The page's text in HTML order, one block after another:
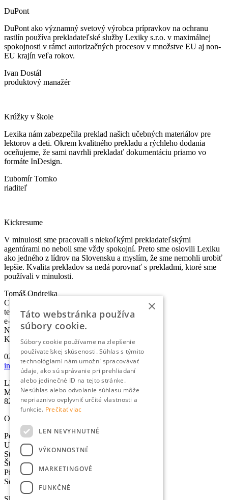
DuPont
DuPont ako významný svetový výrobca prípravkov na ochranu
rastlín používa prekladateľské služby Lexiky s.r.o. v maximálnej
spokojnosti v rámci autorizačných procesov v množstve EU aj non-
EU krajín veľa rokov.
Ivan Dostál
produktový manažér
Krúžky v škole
Lexika nám zabezpečila preklad našich učebných materiálov pre
lektorov a deti. Okrem kvalitného prekladu a rýchleho dodania
oceňujeme, že sami navrhli prekladať dokumentáciu priamo vo
formáte InDesign.
Ľubomír Tomko
riaditeľ
Kickresume
V minulosti sme pracovali s niekoľkými prekladateľskými
agentúrami no neboli sme vždy spokojní. Preto sme oslovili Lexiku
ako jedného z lídrov na Slovensku a myslím, že sme nemohli urobiť
lepšie. Kvalita prekladov sa nedá porovnať s prekladmi, ktoré sme
používali v minulosti.
Tomáš Ondrejka
Co-founder & Head of Marketing
telefón: +421 2 5010 6700
e-mail:
info@lexika.sk
Nájdete nás:
Kontakty
02/501 067 00
info@lexika.sk
LEXIKA s.r.o.
Miletičova 21
821 09 Bratislava
Otváracie hodiny
Pondelok: 8:30-17:00 hod.
Utorok: 8:30-17:00 hod.
Streda: 8:30-17:00 hod.
Štvrtok: 8:30-17:00 hod.
Piatok: 8:30-17:00 hod.
Sobota - Nedeľa: Zatvorené
×
Táto webstránka používa
súbory cookie.
Súbory cookie používame na zlepšenie
používateľskej skúsenosti. Súhlas s týmito
technológiami nám umožní spracovávať
údaje, ako sú správanie pri prehliadaní
alebo jedinečné ID na tejto stránke.
Nesúhlas alebo odvolanie súhlasu môže
nepriaznivo ovplyvniť určité vlastnosti a
funkcie. Prečítať viac
LEN NEVYHNUTNÉ
VÝKONNOSTNÉ
MARKETINGOVÉ
FUNKČNÉ